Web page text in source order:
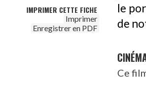
IMPRIMER CETTE FICHE
Imprimer
Enregistrer en PDF
le
de
Ce